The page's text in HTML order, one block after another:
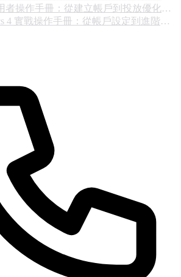
Google Ads 使用者操作手冊：從建立帳戶到投放優化的完整實戰指南
Google Analytics 4 實戰操作手冊：從帳戶設定到進階報表完整教學